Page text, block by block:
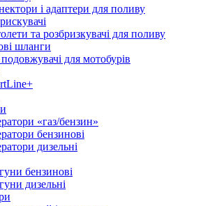
і адаптери для поливу
та розбризкувачі для поливу
шланги
для мотобурів
«газ/бензин»
бензинові
дизельні
бензинові
дизельні